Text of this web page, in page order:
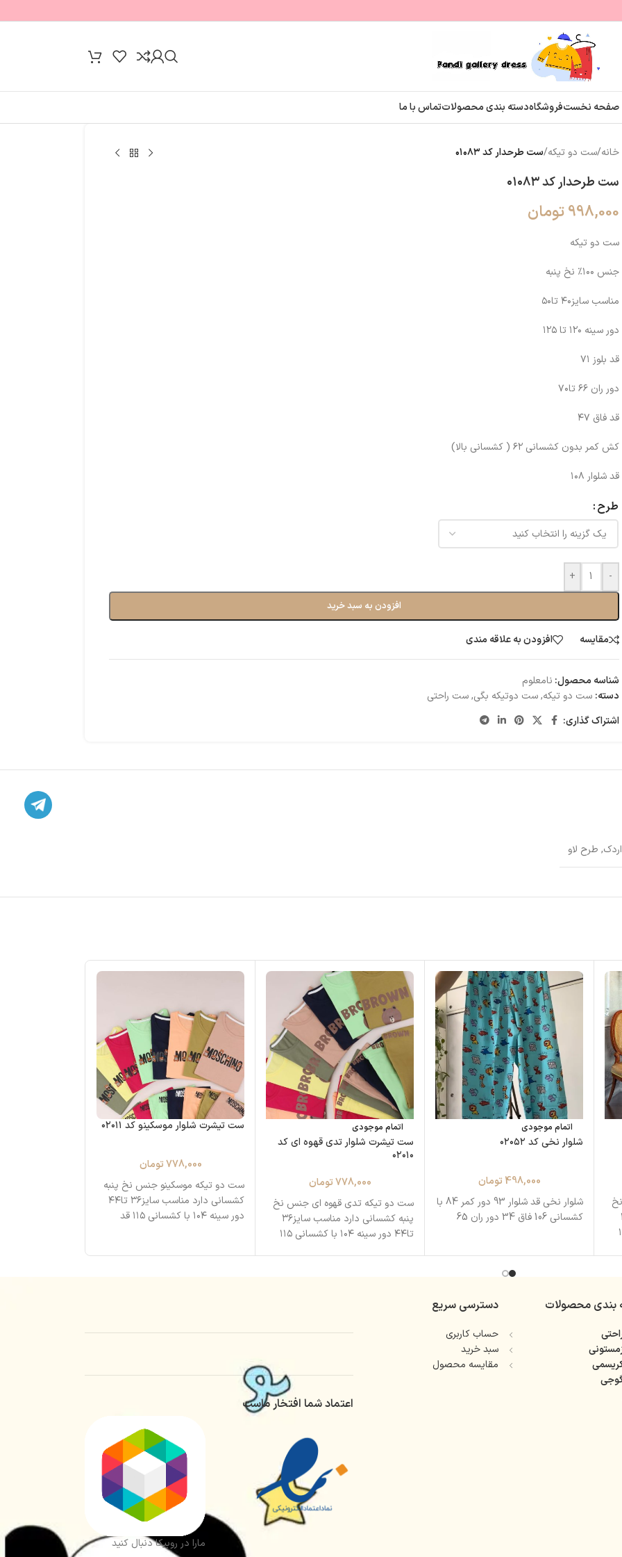
صفحه نخستفروشگاهدسته بندی محصولاتتماس با ما
خانه/ست دو تیکه/ست طرحدار کد ۰۱۰۸۳
ست طرحدار کد ۰۱۰۸۳
998,000تومان
ست دو تیکه
جنس ۱۰۰٪ نخ پنبه
مناسب سایز۴۰ تا۵۰
دور سینه ۱۲۰ تا ۱۲۵
قد بلوز ۷۱
دور ران ۶۶ تا۷۰
قد فاق ۴۷
کش کمر بدون کشسانی ۶۲ ( کشسانی بالا)
قد شلوار ۱۰۸
طرح
-
+
افزودن به سبد خرید
مقایسه افزودن به علاقه مندی
شناسه محصول: نامعلوم
دسته: ست دو تیکه, ست دو‌تیکه بگی, ست راحتی
اشتراک گذاری:
, طرح لاو
اتمام موجودی
شلوار نخی کد ۰۲۰۵۲
498,000 تومان
شلوار نخی قد شلوار 93 دور کمر 84 با
کشسانی 106 فاق 34 دور ران 65
اتمام موجودی
ست تیشرت شلوار تدی قهوه ای کد
۰۲۰۱۰
778,000تومان
ست دو تیکه تدی قهوه ای جنس نخ
پنبه کشسانی دارد مناسب سایز۳۶
تا۴۴ دور سینه ۱۰۴ با کشسانی ۱۱۵
ست تیشرت شلوار موسکینو کد ۰۲۰۱۱
778,000تومان
ست دو تیکه موسکینو جنس نخ پنبه
کشسانی دارد مناسب سایز۳۶ تا۴۴
دور سینه ۱۰۴ با کشسانی ۱۱۵ قد
بندی محصولات دسترسی سریع
حساب کاربری
سبد خرید
مقایسه محصول
اعتماد شما افتخار ماست
مارا در روبیکا دنبال کنید